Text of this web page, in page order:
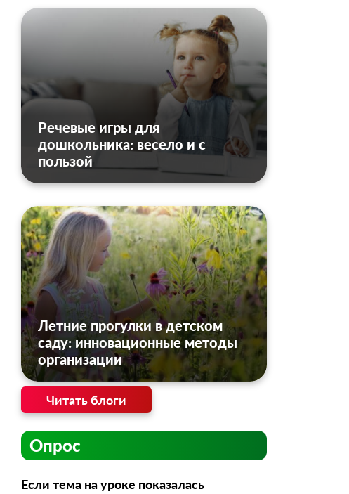
Речевые игры для
дошкольника: весело и с
пользой
Летние прогулки в детском
саду: инновационные методы
организации
Читать блоги
Опрос
Если тема на уроке показалась